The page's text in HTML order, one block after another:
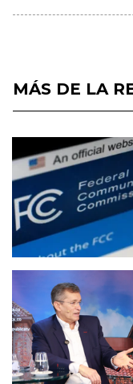
MÁS DE LA